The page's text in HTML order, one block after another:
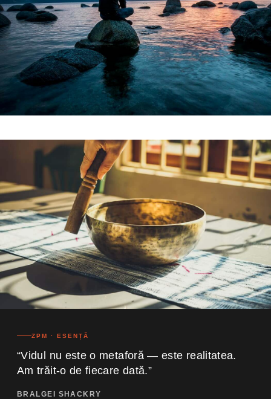
ZPM · ESENȚĂ
“Vidul nu este o metaforă — este realitatea.
Am trăit-o de fiecare dată.”
BRALGEI SHACKRY